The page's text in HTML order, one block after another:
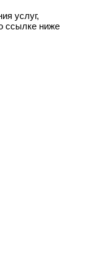
услуг,
ссылке ниже